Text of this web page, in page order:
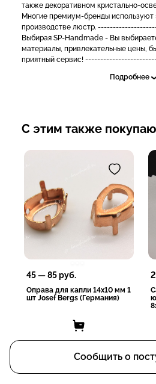
также декоративном кристально-
Многие премиум-бренды используют
производстве люстр.
Выбирая SP-Handmade - Вы
материалы, привлекательные цены,
приятный сервис!
Подробнее
С этим также
45—85руб.
Оправа для капли 14x10 мм 1
шт Josef Bergs (Германия)
Сообщить о